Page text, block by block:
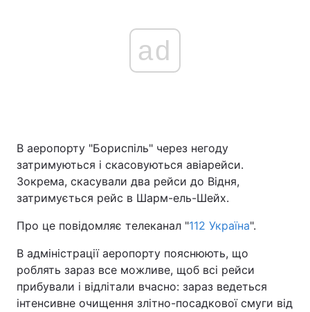
ad
В аеропорту "Бориспіль" через негоду
затримуються і скасовуються авіарейси.
Зокрема, скасували два рейси до Відня,
затримується рейс в Шарм-ель-Шейх.
Про це повідомляє телеканал "112 Україна".
В адміністрації аеропорту пояснюють, що
роблять зараз все можливе, щоб всі рейси
прибували і відлітали вчасно: зараз ведеться
інтенсивне очищення злітно-посадкової смуги від